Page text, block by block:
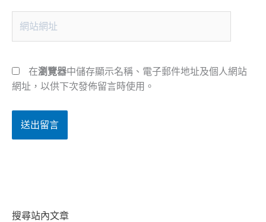
件
地
址
站
在瀏覽器中儲存顯示名稱、電子郵件地址及個人網站
網址，以供下次發佈留言時使用。
搜尋站內文章